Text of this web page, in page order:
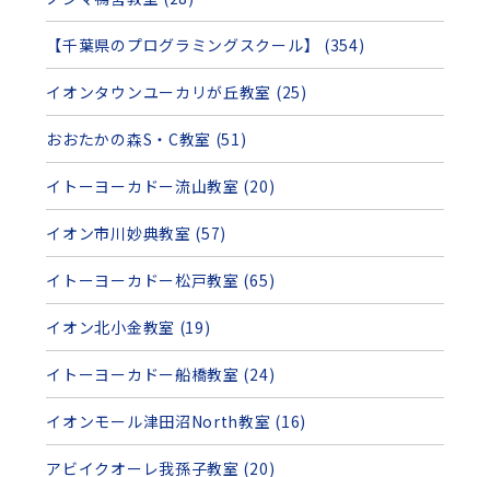
【千葉県のプログラミングスクール】 (354)
イオンタウンユーカリが丘教室 (25)
おおたかの森S・C教室 (51)
イトーヨーカドー流山教室 (20)
イオン市川妙典教室 (57)
イトーヨーカドー松戸教室 (65)
イオン北小金教室 (19)
イトーヨーカドー船橋教室 (24)
イオンモール津田沼North教室 (16)
アビイクオーレ我孫子教室 (20)